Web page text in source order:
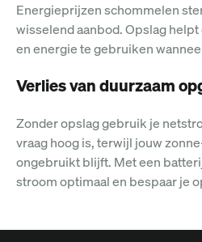
Energieprijzen schommelen
wisselend aanbod. Opslag
en energie te gebruiken
Verlies van duurzaam
Zonder opslag gebruik je
vraag hoog is, terwijl jouw
ongebruikt blijft. Met een
stroom optimaal en bespaar je